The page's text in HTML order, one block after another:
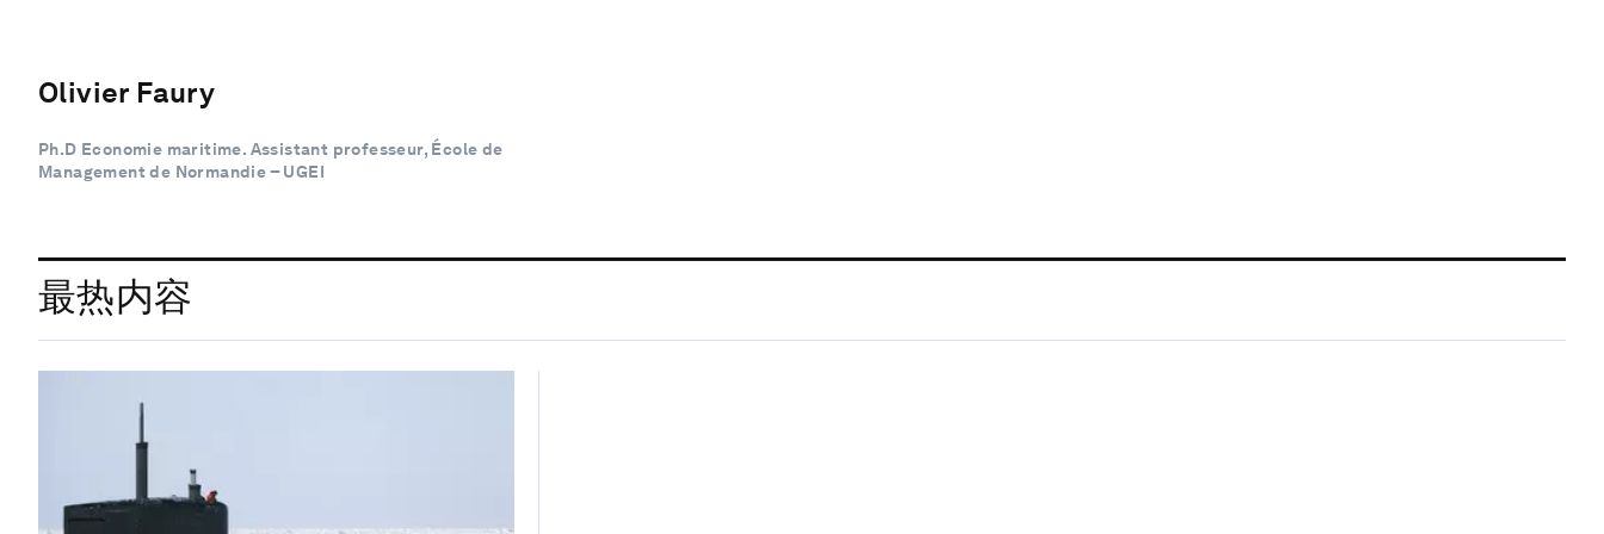
Olivier Faury
Ph.D Economie maritime. Assistant professeur, École de
Management de Normandie – UGEI
最热内容